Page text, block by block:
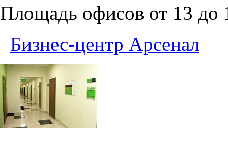
Площадь офисов от 13 до
Бизнес-центр Арсенал